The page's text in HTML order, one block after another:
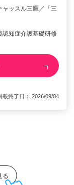
ッスル三鷹／「三
認知症介護基礎研修
終了日： 2026/09/04